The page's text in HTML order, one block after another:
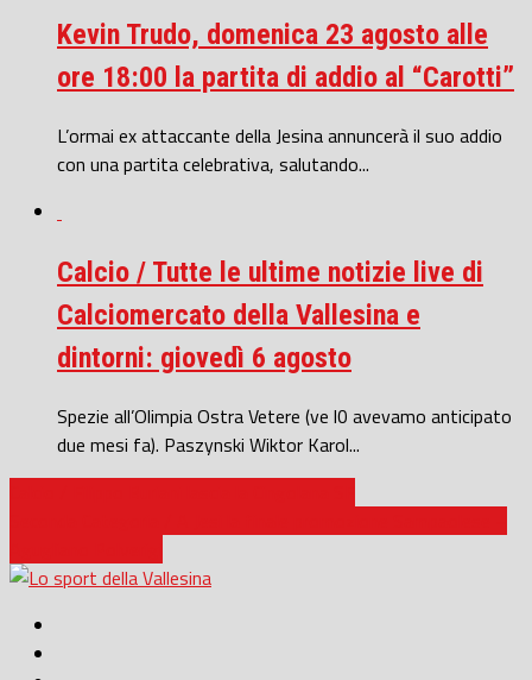
Kevin Trudo, domenica 23 agosto alle
ore 18:00 la partita di addio al “Carotti”
L’ormai ex attaccante della Jesina annuncerà il suo addio
con una partita celebrativa, salutando...
Calcio / Tutte le ultime notizie live di
Calciomercato della Vallesina e
dintorni: giovedì 6 agosto
Spezie all’Olimpia Ostra Vetere (ve l0 avevamo anticipato
due mesi fa). Paszynski Wiktor Karol...